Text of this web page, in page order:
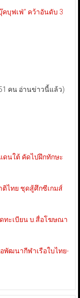
บุฟเฟ่” คว้าอันดับ 3
คน อ่านข่าวนี้แล้ว)
ดนใต้ คัดไปฝึกทักษะ
ไทย ชุดสู้ศึกซีเกมส์
ดทะเบียน บ.สื่อโฆษณา
พัฒนากีฬาเรือใบไทย-